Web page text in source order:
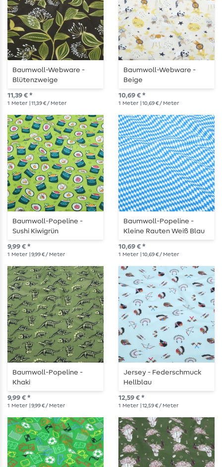
Baumwoll-Webware -
Blütenzweige
Dunkelbraun
11,39 € *
1 Meter | 11,39 € / Meter
Baumwoll-Webware -
Beige
10,69 € *
1 Meter | 10,69 € / Meter
Baumwoll-Popeline -
Sushi Kiwigrün
9,99 € *
1 Meter | 9,99 € / Meter
Baumwoll-Popeline -
Kleine Rauten Weiß Blau
10,69 € *
1 Meter | 10,69 € / Meter
Baumwoll-Popeline -
Khaki
9,99 € *
1 Meter | 9,99 € / Meter
Jersey - Federschmuck
Hellblau
12,59 € *
1 Meter | 12,59 € / Meter